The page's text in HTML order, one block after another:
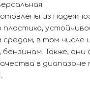
из
пластика,
средам, в том числе
Также, они
в